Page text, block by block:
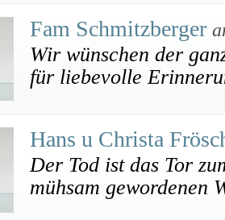
Fam Schmitzberger
Wir wünschen der
für liebevolle
Hans u Christa
Der Tod ist das Tor
mühsam gewordenen